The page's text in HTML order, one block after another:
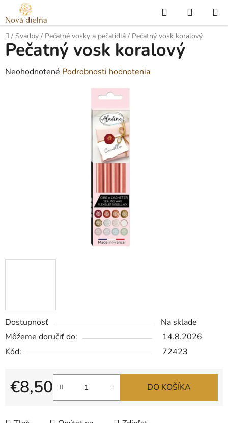
Prejsť
na
obsah
Hľadať
KOŠÍK
Domov
/ Svadby / Pečatné vosky a pečatidlá / Pečatný vosk koralový
Dostupnosť
Na sklade
Môžeme doručiť do:
14.8.2026
Kód:
72423
€8,50
Jednotková cena:
DO KOŠÍKA
Pečatný vosk koralový
Priemerné
Neohodnotené Podrobnosti hodnotenia